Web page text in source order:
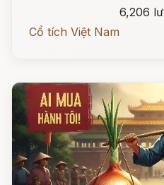
6,206
Cổ tích Việt Nam